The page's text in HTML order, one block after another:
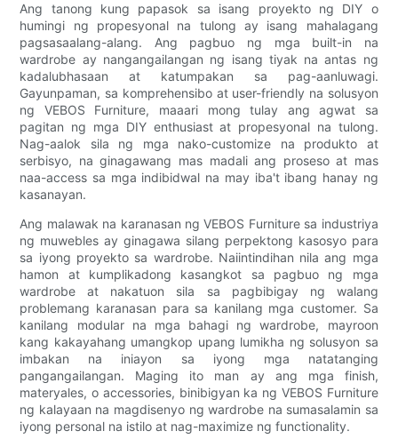
Ang tanong kung papasok sa isang proyekto ng DIY o
humingi ng propesyonal na tulong ay isang mahalagang
pagsasaalang-alang. Ang pagbuo ng mga built-in na
wardrobe ay nangangailangan ng isang tiyak na antas ng
kadalubhasaan at katumpakan sa pag-aanluwagi.
Gayunpaman, sa komprehensibo at user-friendly na solusyon
ng VEBOS Furniture, maaari mong tulay ang agwat sa
pagitan ng mga DIY enthusiast at propesyonal na tulong.
Nag-aalok sila ng mga nako-customize na produkto at
serbisyo, na ginagawang mas madali ang proseso at mas
naa-access sa mga indibidwal na may iba't ibang hanay ng
kasanayan.
Ang malawak na karanasan ng VEBOS Furniture sa industriya
ng muwebles ay ginagawa silang perpektong kasosyo para
sa iyong proyekto sa wardrobe. Naiintindihan nila ang mga
hamon at kumplikadong kasangkot sa pagbuo ng mga
wardrobe at nakatuon sila sa pagbibigay ng walang
problemang karanasan para sa kanilang mga customer. Sa
kanilang modular na mga bahagi ng wardrobe, mayroon
kang kakayahang umangkop upang lumikha ng solusyon sa
imbakan na iniayon sa iyong mga natatanging
pangangailangan. Maging ito man ay ang mga finish,
materyales, o accessories, binibigyan ka ng VEBOS Furniture
ng kalayaan na magdisenyo ng wardrobe na sumasalamin sa
iyong personal na istilo at nag-maximize ng functionality.